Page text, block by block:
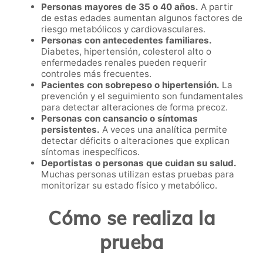
Personas mayores de 35 o 40 años. A partir
de estas edades aumentan algunos factores de
riesgo metabólicos y cardiovasculares.
Personas con antecedentes familiares.
Diabetes, hipertensión, colesterol alto o
enfermedades renales pueden requerir
controles más frecuentes.
Pacientes con sobrepeso o hipertensión. La
prevención y el seguimiento son fundamentales
para detectar alteraciones de forma precoz.
Personas con cansancio o síntomas
persistentes. A veces una analítica permite
detectar déficits o alteraciones que explican
síntomas inespecíficos.
Deportistas o personas que cuidan su salud.
Muchas personas utilizan estas pruebas para
monitorizar su estado físico y metabólico.
Cómo se realiza la
prueba